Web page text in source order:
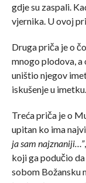
gdje su zaspali.
vjernika. U ovoj
Druga priča je o
mnogo plodova, a
uništio njegov
iskušenje u imetku.
Treća priča je o
upitan ko ima
ja sam najznaniji…”
koji ga podučio da
sobom Božansku